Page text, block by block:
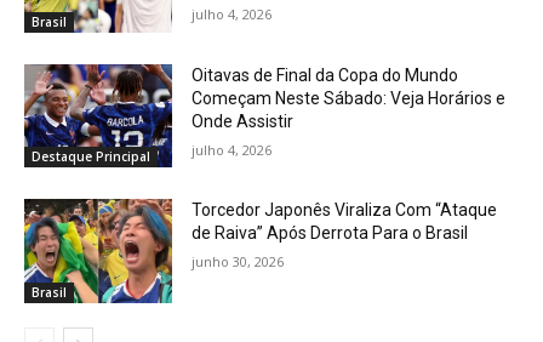
Brasil julho 4, 2026
Destaque Principal
Oitavas de Final da Copa do Mundo
Começam Neste Sábado: Veja Horários e
Onde Assistir
julho 4, 2026
Brasil
Torcedor Japonês Viraliza Com “Ataque
de Raiva” Após Derrota Para o Brasil
junho 30, 2026